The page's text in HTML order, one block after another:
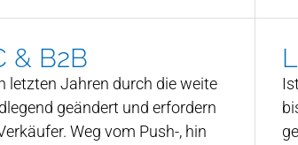
& B2B
letzten Jahren durch die weite
geändert und erfordern
Weg vom Push-, hin